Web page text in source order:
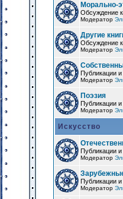
Морально-
Обсуждение
Модератор
Другие
Обсуждение
Модератор
Публикации
Модератор
Поэзия
Публикации и
Модератор
Искусство
Публикации
Модератор
Публикации
Модератор